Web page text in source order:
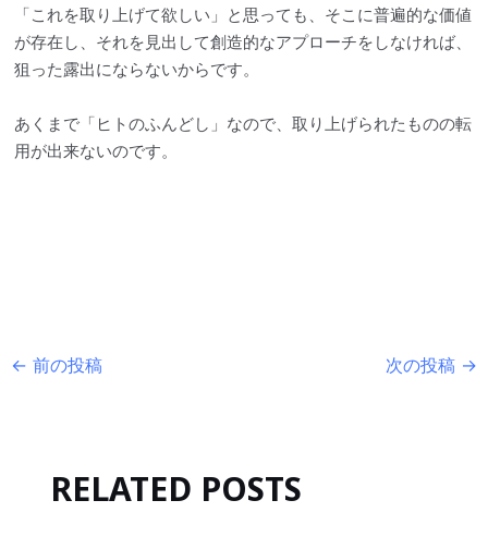
「これを取り上げて欲しい」と思っても、そこに普遍的な価値
が存在し、それを見出して創造的なアプローチをしなければ、
狙った露出にならないからです。
あくまで「ヒトのふんどし」なので、取り上げられたものの転
用が出来ないのです。
Post
← 前の投稿 次の投稿 →
RELATED POSTS